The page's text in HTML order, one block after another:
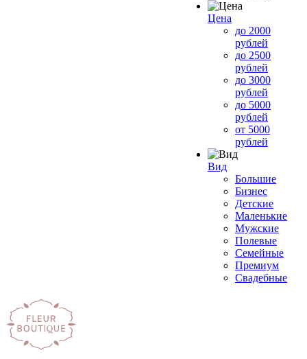
Цена
до 2000
рублей
до 2500
рублей
до 3000
рублей
до 5000
рублей
от 5000
рублей
Вид
Большие
Бизнес
Детские
Маленькие
Мужские
Полевые
Семейные
Премиум
Свадебные